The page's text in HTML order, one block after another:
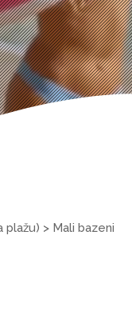
plažu) > Mali bazeni